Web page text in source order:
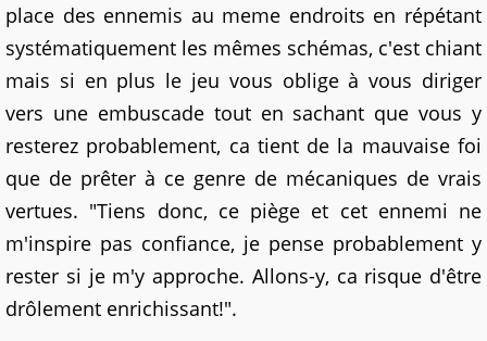
place des ennemis au meme endroits en répétant
systématiquement les mêmes schémas, c'est chiant
mais si en plus le jeu vous oblige à vous diriger
vers une embuscade tout en sachant que vous y
resterez probablement, ca tient de la mauvaise foi
que de prêter à ce genre de mécaniques de vrais
vertues. "Tiens donc, ce piège et cet ennemi ne
m'inspire pas confiance, je pense probablement y
rester si je m'y approche. Allons-y, ca risque d'être
drôlement enrichissant!".